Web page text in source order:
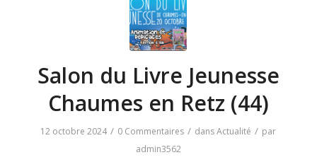
Salon du Livre Jeunesse
Chaumes en Retz (44)
12 octobre 2024 / 0 Commentaires / dansActualité / par
admin3562